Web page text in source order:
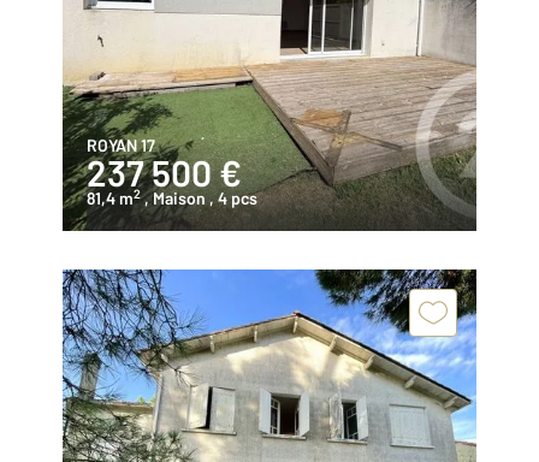
ROYAN 17
237 500 €
81,4 m2 , Maison , 4 pcs